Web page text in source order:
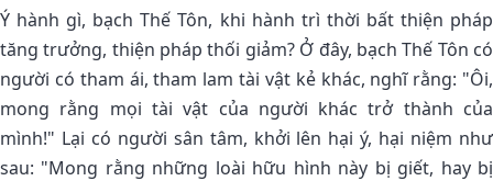
Ý hành gì, bạch Thế Tôn, khi hành trì thời bất thiện pháp
tăng trưởng, thiện pháp thối giảm? Ở đây, bạch Thế Tôn có
người có tham ái, tham lam tài vật kẻ khác, nghĩ rằng: "Ôi,
mong rằng mọi tài vật của người khác trở thành của
mình!" Lại có người sân tâm, khởi lên hại ý, hại niệm như
sau: "Mong rằng những loài hữu hình này bị giết, hay bị